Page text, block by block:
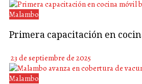
Malambo
Primera capacitación en
23 de septiembre de 2025
Malambo